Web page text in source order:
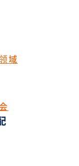
域